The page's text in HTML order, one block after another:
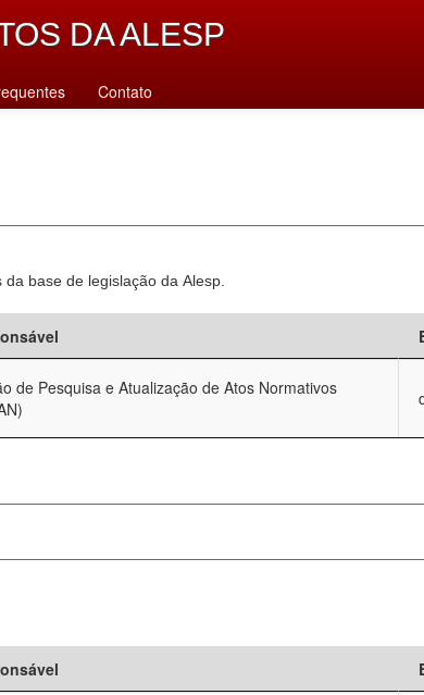
DA ALESP
Contato
base de legislação da Alesp.
de Pesquisa e Atualização de Atos Normativos